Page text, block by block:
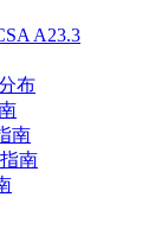
A23.3
布
南
南